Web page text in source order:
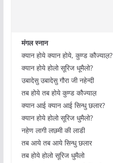
मंगल स्नान
क्यान होये क्यान होये, कुण्ड कौज्याल़?
क्यान होये होलो सूरिज धूमैलो?
उबादेसु उबादेसु गौरा जी नहेन्दी
तब होये तब होये कुण्ड कौज्याल़
क्यान आई क्यान आई सिन्धु छलार?
क्यान होये होलो सूरिज धुमैलो?
नहेण लागी लछमी की लाडी
तब आये तब आये सिन्धु छलार
तब होये होलो सूरिज धुमैलो